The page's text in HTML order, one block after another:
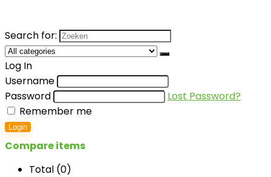
Search for:
Log In
Username
Password
Lost Password?
Remember me
Login
Compare items
Total (0)